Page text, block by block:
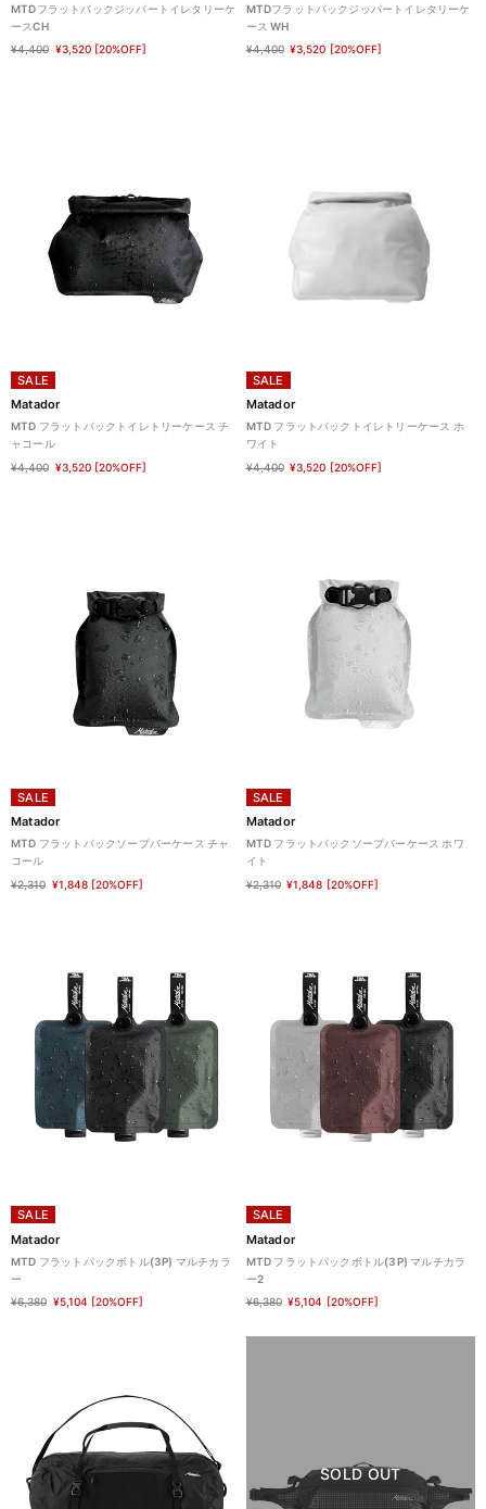
MTDフラットパックジッパートイレタリーケ
ースCH
¥4,400 ¥3,520 [20%OFF]
MTDフラットパックジッパートイレタリーケ
ース WH
¥4,400 ¥3,520 [20%OFF]
SALE
Matador
MTD フラットパックトイレトリーケース チ
ャコール
¥4,400 ¥3,520 [20%OFF]
SALE
Matador
MTD フラットパックトイレトリーケース ホ
ワイト
¥4,400 ¥3,520 [20%OFF]
SALE
Matador
MTD フラットパックソープバーケース チャ
コール
¥2,310 ¥1,848 [20%OFF]
SALE
Matador
MTD フラットパックソープバーケース ホワ
イト
¥2,310 ¥1,848 [20%OFF]
SALE
Matador
MTD フラットパックボトル(3P) マルチカラ
ー
¥6,380 ¥5,104 [20%OFF]
SALE
Matador
MTD フラットパックボトル(3P) マルチカラ
ー2
¥6,380 ¥5,104 [20%OFF]
SOLD OUT